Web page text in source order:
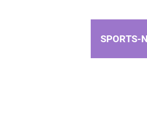
SPORTS-